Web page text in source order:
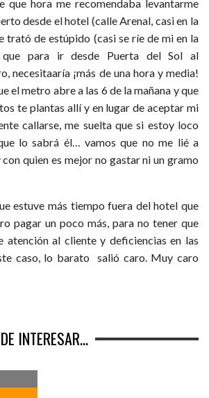
que hora me recomendaba levantarme
desde el hotel (calle Arenal, casi en la
trató de estúpido (casi se ríe de mi en la
que para ir desde Puerta del Sol al
necesitaaría ¡más de una hora y media!
el metro abre a las 6 de la mañana y que
te plantas allí y en lugar de aceptar mi
callarse, me suelta que si estoy loco
lo sabrá él… vamos que no me lié a
quien es mejor no gastar ni un gramo
estuve más tiempo fuera del hotel que
pagar un poco más, para no tener que
atención al cliente y deficiencias en las
caso, lo barato salió caro. Muy caro
INTERESAR...